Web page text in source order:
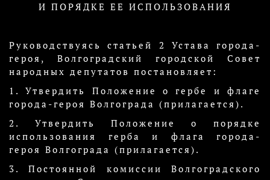
И ПОРЯДКЕ ЕЕ ИСПОЛЬЗОВАНИЯ
Руководствуясь статьей 2 Устава города-
героя, Волгоградский городской Совет
народных депутатов постановляет:
1. Утвердить Положение о гербе и флаге
города-героя Волгограда (прилагается).
2. Утвердить Положение о порядке
использования герба и флага города-
героя Волгограда (прилагается).
3. Постоянной комиссии Волгоградского